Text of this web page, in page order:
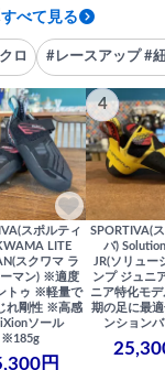
すべて見る
ロ #レースアップ #
スポルティ
LITE
スクワマ ラ
ーマン) ※適度
トゥ ※軽量で
れ剛性 ※高感
ソール
※185g
円
4
SPORTIVA(
バ)
JR(ソリュー
ンプ ジュニ
ニア特化モ
期の足に最
ンション